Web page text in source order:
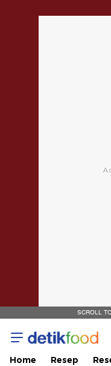
SCROLL
Home Resep